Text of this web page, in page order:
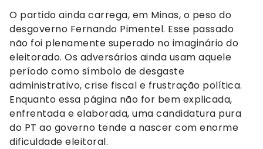
O partido ainda carrega, em Minas, o peso do
desgoverno Fernando Pimentel. Esse passado
não foi plenamente superado no imaginário do
eleitorado. Os adversários ainda usam aquele
período como símbolo de desgaste
administrativo, crise fiscal e frustração política.
Enquanto essa página não for bem explicada,
enfrentada e elaborada, uma candidatura pura
do PT ao governo tende a nascer com enorme
dificuldade eleitoral.